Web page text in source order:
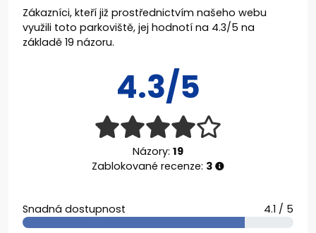
Zákazníci, kteří již prostřednictvím našeho webu
využili toto parkoviště, jej hodnotí na 4.3/5 na
základě 19 názoru.
4.3/5
Názory: 19
Zablokované recenze: 3
Snadná dostupnost 4.1 / 5